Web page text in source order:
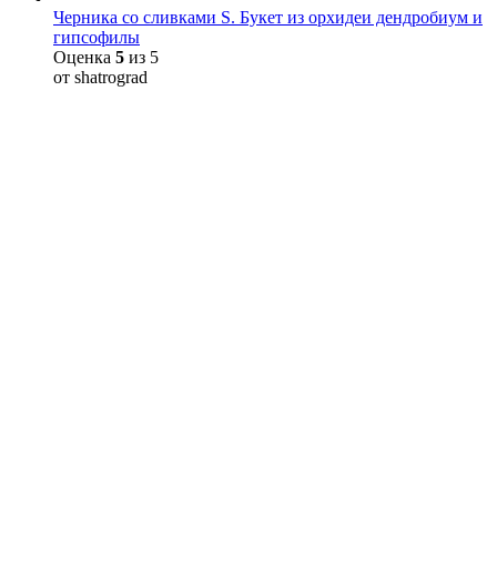
Черника со сливками S. Букет из орхидеи дендробиум и
гипсофилы
Оценка 5 из 5
от shatrograd